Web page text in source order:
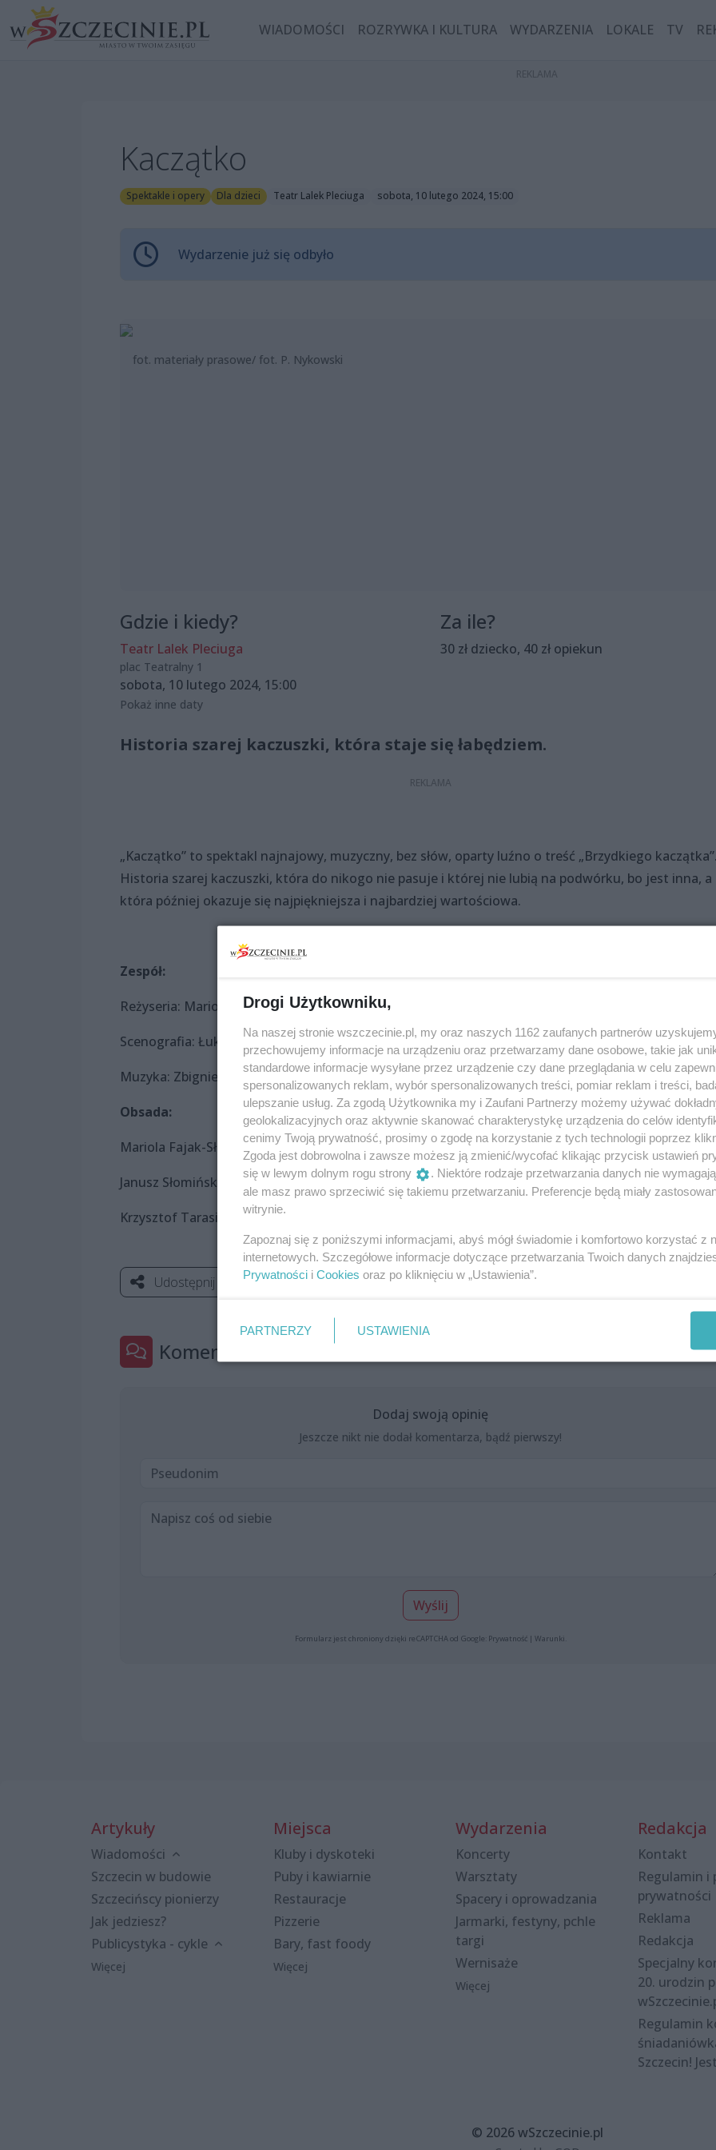
WIADOMOŚCI ROZRYWKA I KULTURA WYDARZENIA LOKALE TV
Kaczątko
Spektakle i opery Dla dzieci Teatr Lalek Pleciuga sobota, 10 lutego 2024, 15:00
Wydarzenie już się odbyło
fot. materiały prasowe/ fot. P. Nykowski
Gdzie i kiedy?
Teatr Lalek Pleciuga
plac Teatralny 1
sobota, 10 lutego 2024, 15:00
Za ile?
30 zł dziecko, 40 zł opiekun
Pokaż inne daty
Historia szarej kaczuszki, która staje się łabędziem.
„Kaczątko” to spektakl najnajowy, muzyczny, bez słów, oparty luźno o treść „Brzydkiego kaczątka”.
Historia szarej kaczuszki, która do nikogo nie pasuje i której nie lubią na podwórku, bo jest inna, a
która później okazuje się najpiękniejsza i najbardziej wartościowa.
Zespół:
Reżyseria: Mariola Fajak-Słomińska, Janusz Słomiński
Scenografia: Łukasz Kwietniewski
Muzyka: Zbigniew Krzywański
Obsada:
Mariola Fajak-Słomińska
Janusz Słomiński
Krzysztof Tarasiuk
Udostępnij
Komentarze
Dodaj swoją opinię
Jeszcze nikt nie dodał komentarza, bądź pierwszy!
Wyślij
Formularz jest chroniony dzięki reCAPTCHA od Google: Prywatność| Warunki
Artykuły
Wiadomości
Szczecin w budowie
Szczecińscy pionierzy
Jak jedziesz?
Publicystyka - cykle
Więcej
Miejsca
Kluby i dyskoteki
Puby i kawiarnie
Restauracje
Pizzerie
Bary, fast foody
Więcej
Wydarzenia
Koncerty
Warsztaty
Spacery i oprowadzania
Jarmarki, festyny, pchle
targi
Wernisaże
Więcej
Redakcja
Kontakt
Regulamin i
prywatności
Reklama
Redakcja
Specjalny
20. urodzin
Regulamin
Szczecin!
© 2026 wSzczecinie.pl
Drogi Użytkowniku,
Na naszej stronie wszczecinie.pl, my oraz naszych 1162 zaufanych partnerów
przechowujemy informacje na urządzeniu oraz przetwarzamy dane osobowe, takie jak
standardowe informacje wysyłane przez urządzenie czy dane przeglądania w celu
spersonalizowanych reklam, wybór spersonalizowanych treści, pomiar reklam i treści,
ulepszanie usług. Za zgodą Użytkownika my i Zaufani Partnerzy możemy używać
geolokalizacyjnych oraz aktywnie skanować charakterystykę urządzenia do celów
cenimy Twoją prywatność, prosimy o zgodę na korzystanie z tych technologii poprzez
Zgoda jest dobrowolna i zawsze możesz ją zmienić/wycofać klikając przycisk ustawień
się w lewym dolnym rogu strony
. Niektóre rodzaje przetwarzania danych nie
ale masz prawo sprzeciwić się takiemu przetwarzaniu. Preferencje będą miały
witrynie.
Zapoznaj się z poniższymi informacjami, abyś mógł świadomie i komfortowo korzystać z
internetowych. Szczegółowe informacje dotyczące przetwarzania Twoich danych
Prywatności i Cookies oraz po kliknięciu w „Ustawienia”.
PARTNERZY USTAWIENIA